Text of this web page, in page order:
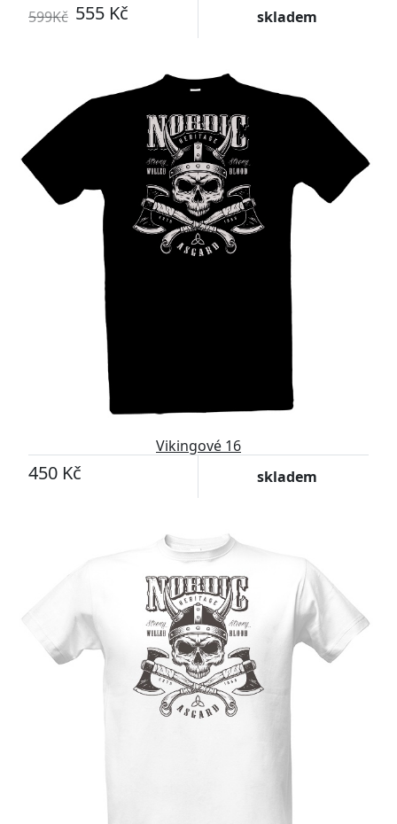
599Kč 555 Kč skladem
Vikingové 16
450 Kč skladem